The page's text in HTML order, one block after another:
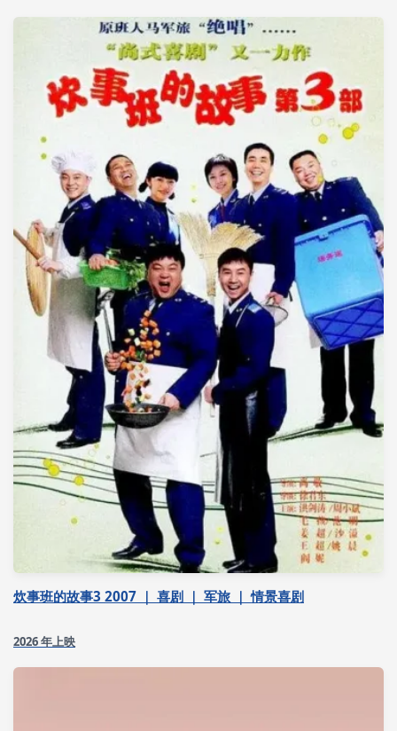
炊事班的故事3 2007 ｜ 喜剧 ｜ 军旅 ｜ 情景喜剧
2026 年上映